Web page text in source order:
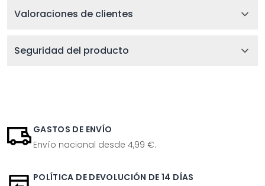
Valoraciones de clientes
Seguridad del producto
GASTOS DE ENVÍO
Envío nacional desde 4,99 €.
POLÍTICA DE DEVOLUCIÓN DE 14 DÍAS